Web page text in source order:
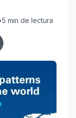
5 min de lectura